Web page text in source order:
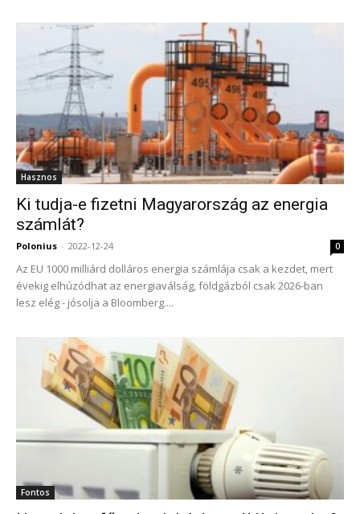
Hasznos
Ki tudja-e fizetni Magyarország az energia
számlát?
Polonius - 2022-12-24 0
Az EU 1000 milliárd dolláros energia számlája csak a kezdet, mert
évekig elhúzódhat az energiaválság, földgázból csak 2026-ban
lesz elég - jósolja a Bloomberg....
Fontos